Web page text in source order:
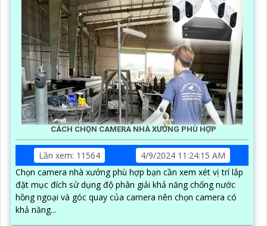
CÁCH CHỌN CAMERA NHÀ XƯỞNG PHÙ HỢP
Lần xem: 11564
4/9/2024 11:24:15 AM
Chọn camera nhà xưởng phù hợp bạn cần xem xét vị trí lắp
đặt mục đích sử dụng độ phân giải khả năng chống nước
hồng ngoại và góc quay của camera nên chọn camera có
khả năng...